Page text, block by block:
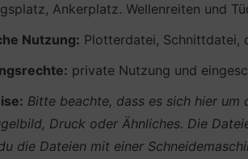
Ankerplatz. Wellenreiten und
Nutzung: Plotterdatei, Schnittdatei,
private Nutzung und
Bitte beachte, dass es sich hier um
Druck oder Ähnliches. Die
die Dateien mit einer